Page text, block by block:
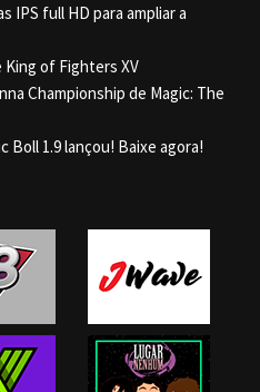
IPS full HD para ampliar a
King of Fighters XV
Championship de Magic: The
Boll 1.9 lançou! Baixe agora!